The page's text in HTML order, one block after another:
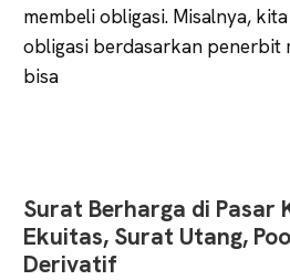
membeli obligasi. Misalnya,
obligasi berdasarkan penerbit
bisa
Surat Berharga di Pasar
Ekuitas, Surat Utang,
Derivatif